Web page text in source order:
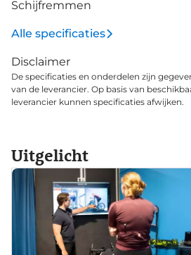
Schijfremmen
Alle specificaties
Disclaimer
De specificaties en onderdelen zijn
van de leverancier. Op basis van
leverancier kunnen specificaties afwijken.
Uitgelicht